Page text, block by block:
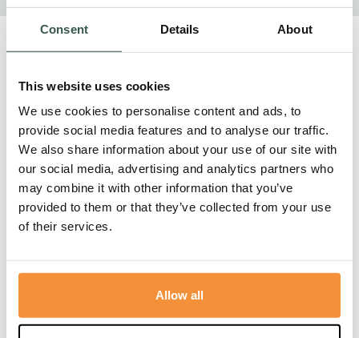
Consent Details About
This website uses cookies
We use cookies to personalise content and ads, to
provide social media features and to analyse our traffic.
We also share information about your use of our site with
our social media, advertising and analytics partners who
may combine it with other information that you’ve
provided to them or that they’ve collected from your use
of their services.
Allow all
23 juni, 2026
Nieuws
De volgende generatie stapt in
Soms zie je haar ineens voorbijlopen tijdens een